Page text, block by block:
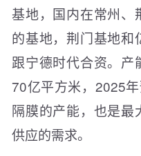
基地，国内在常州、
的基地，荆门基地和
跟宁德时代合资。产
70亿平方米，2025
隔膜的产能，也是最
供应的需求。